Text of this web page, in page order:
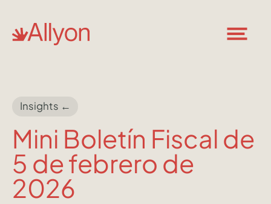
Insights ←
Mini Boletín Fiscal de
5 de febrero de
2026